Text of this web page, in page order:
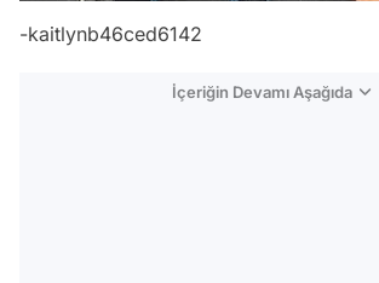
-kaitlynb46ced6142
İçeriğin Devamı Aşağıda